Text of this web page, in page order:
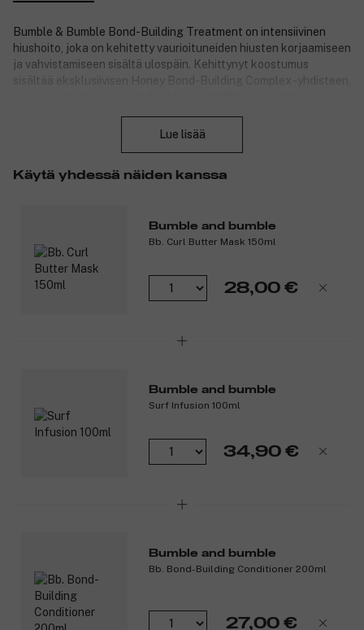
Bumble & Bumble Bond-Building Treatment on intensiivinen
hiushoito, joka on kehitetty vaurioituneiden hiusten korjaamiseen
ja vahvistamiseen sisältä ulospäin. Kehittynyt koostumus
sisältää eksklusiivisen Honey Bond-Building Complex -yhdisteen,
aiheuttamien vaurioiden jälkeen. Hoito silottaa hiuksen pintaa,
hiuksille. Käytetään kerran viikossa osana suihkurutiinia
Lue lisää
Käytä yhdessä näiden kanssa
Bumble and bumble
Bb. Curl Butter Mask 150ml
28,00 €
Bumble and bumble
Surf Infusion 100ml
34,90 €
Bumble and bumble
Bb. Bond-Building Conditioner 200ml
27,00 €